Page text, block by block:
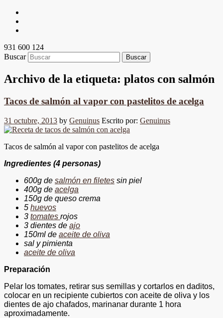
931 600 124
Buscar
Archivo de la etiqueta: platos con salmón
Tacos de salmón al vapor con pastelitos de acelga
31 octubre, 2013 by Genuinus Escrito por: Genuinus
Tacos de salmón al vapor con pastelitos de acelga
Ingredientes (4 personas)
600g de salmón en filetes sin piel
400g de acelga
150g de queso crema
5 huevos
3 tomates rojos
3 dientes de ajo
150ml de aceite de oliva
sal y pimienta
aceite de oliva
Preparación
Pelar los tomates, retirar sus semillas y cortarlos en daditos,
colocar en un recipiente cubiertos con aceite de oliva y los
dientes de ajo chafados, marinanar durante 1 hora
aproximadamente.